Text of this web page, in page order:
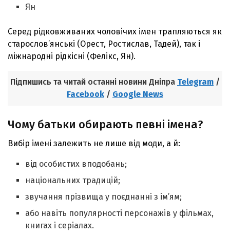
Ян
Серед рідковживаних чоловічих імен трапляються як
старослов’янські (Орест, Ростислав, Тадей), так і
міжнародні рідкісні (Фелікс, Ян).
Підпишись та читай останні новини Дніпра Telegram /
Facebook / Google News
Чому батьки обирають певні імена?
Вибір імені залежить не лише від моди, а й:
від особистих вподобань;
національних традицій;
звучання прізвища у поєднанні з ім’ям;
або навіть популярності персонажів у фільмах,
книгах і серіалах.